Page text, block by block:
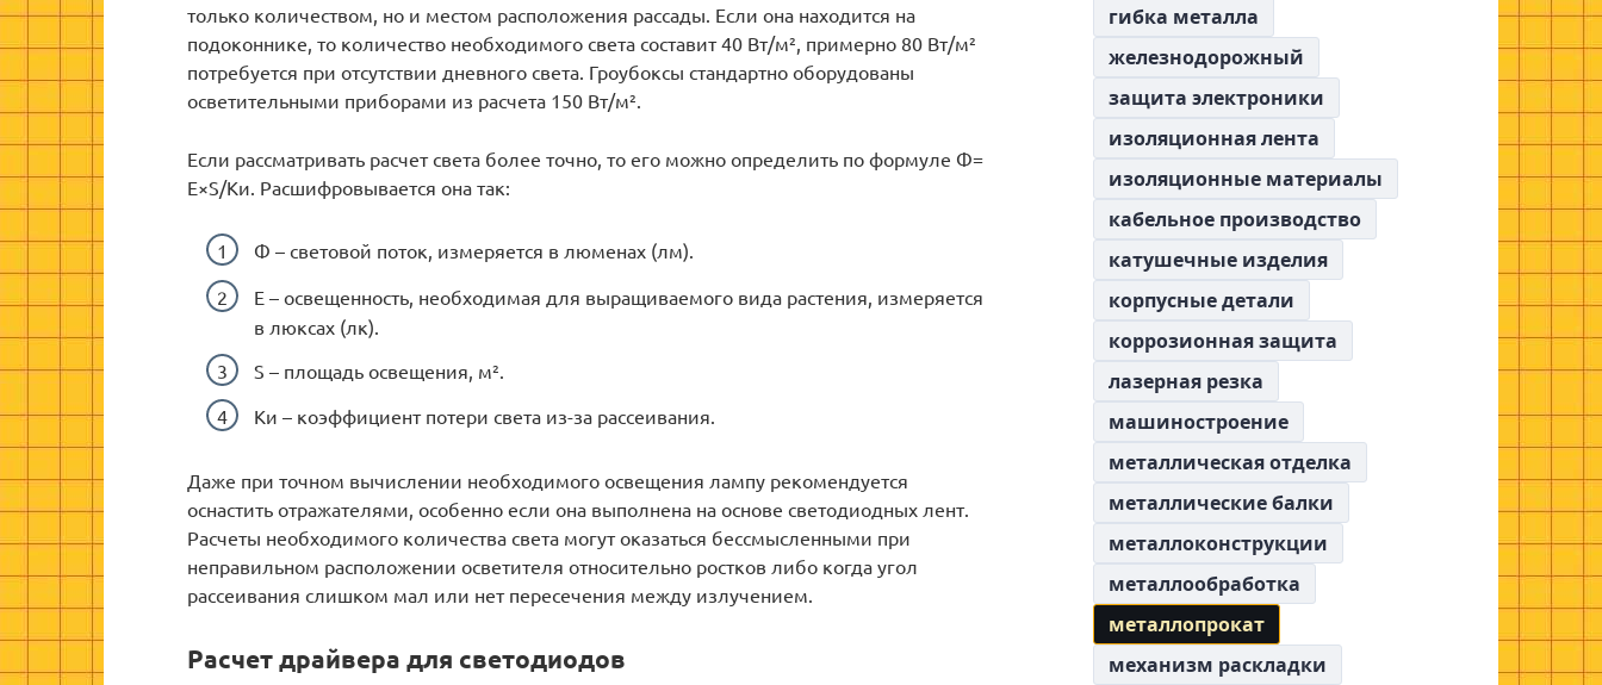
только количеством, но и местом расположения рассады. Если она находится на
подоконнике, то количество необходимого света составит 40 Вт/м², примерно 80 Вт/м²
потребуется при отсутствии дневного света. Гроубоксы стандартно оборудованы
осветительными приборами из расчета 150 Вт/м².
Если рассматривать расчет света более точно, то его можно определить по формуле Ф=
E×S/Kи. Расшифровывается она так:
Ф – световой поток, измеряется в люменах (лм).
E – освещенность, необходимая для выращиваемого вида растения, измеряется
в люксах (лк).
S – площадь освещения, м².
Kи – коэффициент потери света из-за рассеивания.
Даже при точном вычислении необходимого освещения лампу рекомендуется
оснастить отражателями, особенно если она выполнена на основе светодиодных лент.
Расчеты необходимого количества света могут оказаться бессмысленными при
неправильном расположении осветителя относительно ростков либо когда угол
рассеивания слишком мал или нет пересечения между излучением.
Расчет драйвера для светодиодов
гибка металла
железнодорожный
защита электроники
изоляционная лента
изоляционные материалы
кабельное производство
катушечные изделия
корпусные детали
коррозионная защита
лазерная резка
машиностроение
металлическая отделка
металлические балки
металлоконструкции
металлообработка
металлопрокат
механизм раскладки